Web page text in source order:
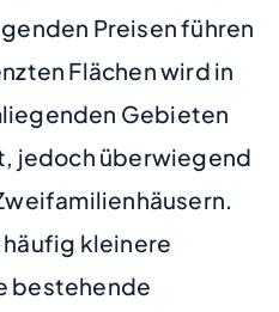
Preisen führen
Flächen wird in
Gebieten
jedoch überwiegend
kleinere
bestehende